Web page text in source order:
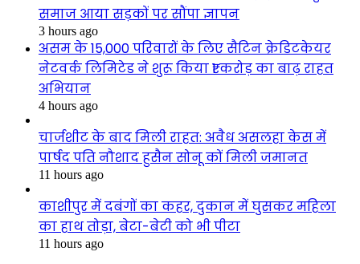
समाज आया सड़कों पर सौंपा ज्ञापन
3 hours ago
असम के 15,000 परिवारों के लिए सैटिन क्रेडिटकेयर
नेटवर्क लिमिटेड ने शुरू किया ₹1 करोड़ का बाढ़ राहत
अभियान
4 hours ago
चार्जशीट के बाद मिली राहत: अवैध असलहा केस में
पार्षद पति नौशाद हुसैन सोनू कों मिली जमानत
11 hours ago
काशीपुर में दबंगों का कहर, दुकान में घुसकर महिला
का हाथ तोड़ा, बेटा-बेटी को भी पीटा
11 hours ago